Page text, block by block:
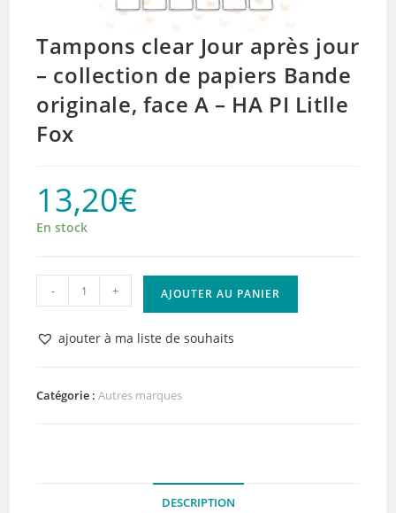
Tampons clear Jour après jour
– collection de papiers Bande
originale, face A – HA PI Litlle
Fox
13,20€
En stock
quantité
de
Tampons
clear
après
- + AJOUTER AU PANIER
ajouter à ma liste de souhaits
Catégorie :Autres marques
DESCRIPTION